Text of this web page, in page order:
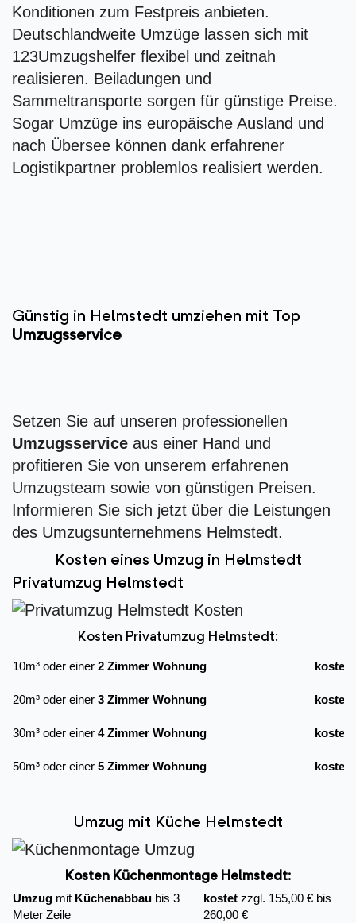
Konditionen zum Festpreis anbieten.
Deutschlandweite Umzüge lassen sich mit
123Umzugshelfer flexibel und zeitnah
realisieren. Beiladungen und
Sammeltransporte sorgen für günstige Preise.
Sogar Umzüge ins europäische Ausland und
nach Übersee können dank erfahrener
Logistikpartner problemlos realisiert werden.
Günstig in Helmstedt umziehen mit Top
Umzugsservice
Setzen Sie auf unseren professionellen
Umzugsservice aus einer Hand und
profitieren Sie von unserem erfahrenen
Umzugsteam sowie von günstigen Preisen.
Informieren Sie sich jetzt über die Leistungen
des Umzugsunternehmens Helmstedt.
Kosten eines Umzug in Helmstedt
Privatumzug Helmstedt
Kosten Privatumzug Helmstedt:
10m³ oder einer 2 Zimmer Wohnung kostet
20m³ oder einer 3 Zimmer Wohnung kostet
30m³ oder einer 4 Zimmer Wohnung kostet
50m³ oder einer 5 Zimmer Wohnung kostet
Umzug mit Küche Helmstedt
Kosten Küchenmontage Helmstedt:
Umzug mit Küchenabbau bis 3
Meter Zeile
kostet zzgl. 155,00 € bis
260,00 €